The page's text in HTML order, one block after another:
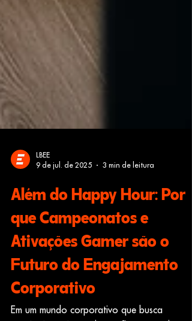
9 de jul. de 2025
3 min de leitura
Além do Happy Hour: Por
que Campeonatos e
Ativações Gamer são o
Futuro do Engajamento
Corporativo